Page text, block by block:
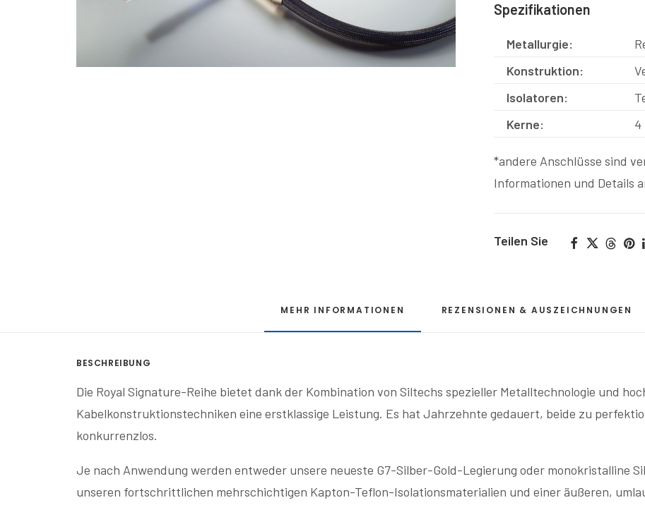
Spezifikationen
Metallurgie:
Konstruktion:
Isolatoren:
Kerne:
4
*andere Anschlüsse sind
Informationen und Details
Teilen Sie
MEHR INFORMATIONEN REZENSIONEN & AUSZEICHNUNGEN
BESCHREIBUNG
Die Royal Signature-Reihe bietet dank der Kombination von Siltechs spezieller Metalltechnologie und
Kabelkonstruktionstechniken eine erstklassige Leistung. Es hat Jahrzehnte gedauert, beide zu
konkurrenzlos.
Je nach Anwendung werden entweder unsere neueste G7-Silber-Gold-Legierung oder monokristalline
unseren fortschrittlichen mehrschichtigen Kapton-Teflon-Isolationsmaterialien und einer äußeren,